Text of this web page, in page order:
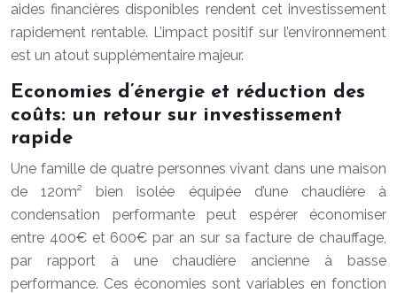
aides financières disponibles rendent cet investissement
rapidement rentable. L’impact positif sur l’environnement
est un atout supplémentaire majeur.
Economies d’énergie et réduction des
coûts: un retour sur investissement
rapide
Une famille de quatre personnes vivant dans une maison
de 120m² bien isolée équipée d’une chaudière à
condensation performante peut espérer économiser
entre 400€ et 600€ par an sur sa facture de chauffage,
par rapport à une chaudière ancienne à basse
performance. Ces économies sont variables en fonction